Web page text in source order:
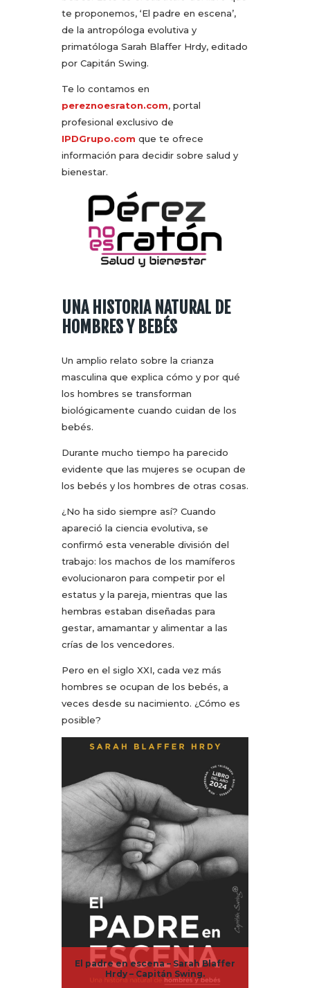
te proponemos, ‘El padre en escena’,
de la antropóloga evolutiva y
primatóloga Sarah Blaffer Hrdy, editado
por Capitán Swing.
Te lo contamos en
pereznoesraton.com, portal
profesional exclusivo de
IPDGrupo.com que te ofrece
información para decidir sobre salud y
bienestar.
UNA HISTORIA NATURAL DE
HOMBRES Y BEBÉS
Un amplio relato sobre la crianza
masculina que explica cómo y por qué
los hombres se transforman
biológicamente cuando cuidan de los
bebés.
Durante mucho tiempo ha parecido
evidente que las mujeres se ocupan de
los bebés y los hombres de otras cosas.
¿No ha sido siempre así? Cuando
apareció la ciencia evolutiva, se
confirmó esta venerable división del
trabajo: los machos de los mamíferos
evolucionaron para competir por el
estatus y la pareja, mientras que las
hembras estaban diseñadas para
gestar, amamantar y alimentar a las
crías de los vencedores.
Pero en el siglo XXI, cada vez más
hombres se ocupan de los bebés, a
veces desde su nacimiento. ¿Cómo es
posible?
El padre en escena – Sarah Blaffer
Hrdy – Capitán Swing.